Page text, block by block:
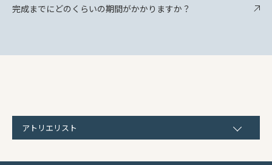
完成までにどのくらいの期間がかかりますか？
アトリエリスト